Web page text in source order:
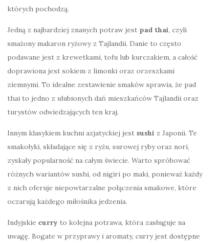
których pochodzą.
Jedną z najbardziej znanych potraw jest pad thai, czyli
smażony makaron ryżowy z Tajlandii. Danie to często
podawane jest z krewetkami, tofu lub kurczakiem, a całość
doprawiona jest sokiem z limonki oraz orzeszkami
ziemnymi. To idealne zestawienie smaków sprawia, że pad
thai to jedno z ulubionych dań mieszkańców Tajlandii oraz
turystów odwiedzających ten kraj.
Innym klasykiem kuchni azjatyckiej jest sushi z Japonii. Te
smakołyki, składające się z ryżu, surowej ryby oraz nori,
zyskały popularność na całym świecie. Warto spróbować
różnych wariantów sushi, od nigiri po maki, ponieważ każdy
z nich oferuje niepowtarzalne połączenia smakowe, które
oczarują każdego miłośnika jedzenia.
Indyjskie curry to kolejna potrawa, która zasługuje na
uwagę. Bogate w przyprawy i aromaty, curry jest dostępne